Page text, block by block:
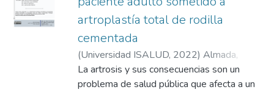
perspectiva integradora y multidisciplinaria,
articulada al rol profesional. Y plasma en su
desarrollo un caso clínico cuyo seguimiento
se realizó en el
marco de la materia Prácticas Profesionales
artroplastía total de rodilla
cementada
(Universidad ISALUD, 2022) Almada,
Facundo Gabriel
La artrosis y sus consecuencias son un
problema de salud pública que afecta a un